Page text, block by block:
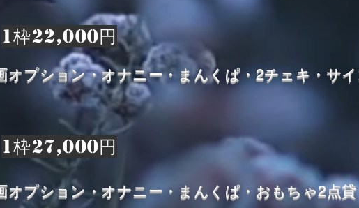
​1枠22,000円
オプション・オナニー・まんくぱ・2チェキ・サ
​1枠27,000円
オプション・オナニー・まんくぱ・おもちゃ2点